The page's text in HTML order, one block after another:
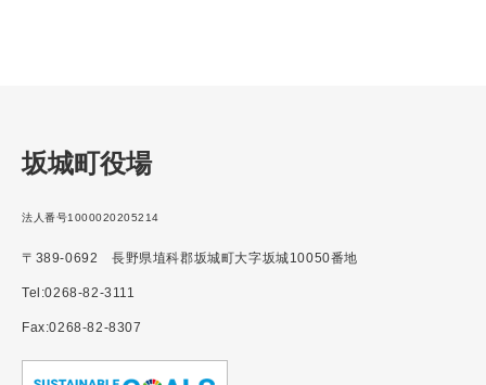
坂城町役場
法人番号1000020205214
〒389-0692 長野県埴科郡坂城町大字坂城10050番地
Tel:0268-82-3111
Fax:0268-82-8307